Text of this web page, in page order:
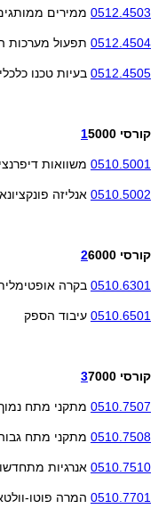
0512.4503 ממירים
0512.4504 תפעול מערכות
0512.4505 בעיות טכנו
קורסי 15000
0510.5001 משוואות
0510.5002 אנליזה
קורסי 26000
0510.6301 בקרה
0510.6501 עיבוד הספק
קורסי 7000
3
0510.7507 מתקני מתח
0510.7508 מתקני מתח
0510.7510 אנרגיות מתחדשות 1: אנרגיה פוטוולטאית
0510.7701 המרה פוטו-